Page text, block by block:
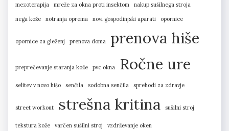
mezoterapija
mreže za okna proti insektom
nakup sušilnega stroja
nega kože
notranja oprema novi gospodinjski aparati opornice
opornice za gleženj prenova doma prenova hiše
preprečevanje staranja kože pvc okna Ročne ure
selitev v novo hišo senčila sodobna senčila sprehodi za zdravje
street workout strešna kritina sušilni stroj
tekstura kože varčen sušilni stroj
vzdrževanje oken